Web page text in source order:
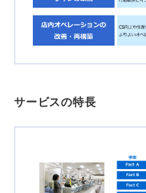
サービスの特長